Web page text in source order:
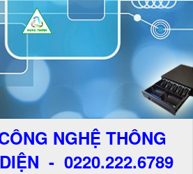
NGHỆ THÔNG
- 0220.222.6789